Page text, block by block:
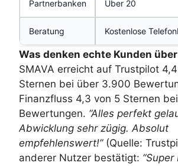
Partnerbanken Über 20
Beratung Kostenlose
Was denken echte Kunden über
SMAVA erreicht auf Trustpilot
Sternen bei über 3.900
Finanzfluss 4,3 von 5 Sternen
Bewertungen. “Alles perfekt
Abwicklung sehr zügig. Absolut
empfehlenswert!”(Quelle:
anderer Nutzer bestätigt: